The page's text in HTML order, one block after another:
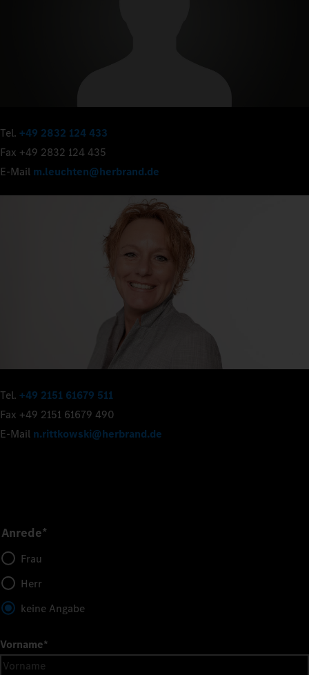
Tel. +49 2832 124 433
Fax +49 2832 124 435
E-Mail m.leuchten@herbrand.de
Tel. +49 2151 61679 511
Fax +49 2151 61679 490
E-Mail n.rittkowski@herbrand.de
Anrede*
Frau
Herr
keine Angabe
Vorname*